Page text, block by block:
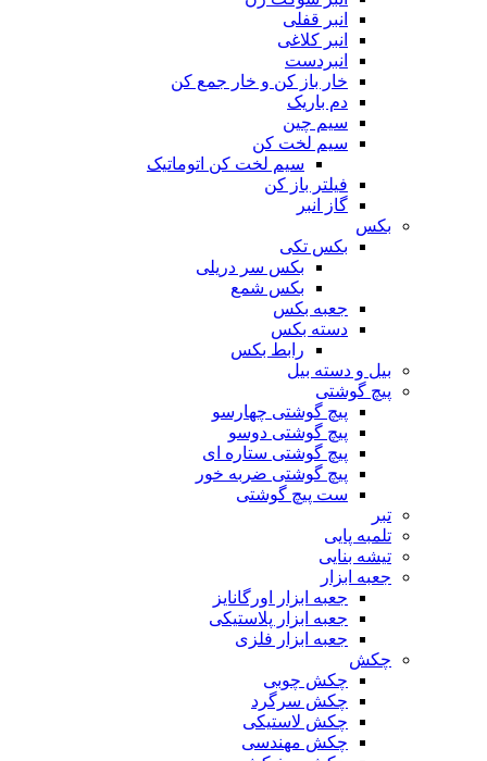
انبر قفلی
انبر کلاغی
انبردست
خار باز کن و خار جمع کن
دم باریک
سیم چین
سیم لخت کن
سیم لخت کن اتوماتیک
فیلتر باز کن
گاز انبر
بکس
بکس تکی
بکس سر دریلی
بکس شمع
جعبه بکس
دسته بکس
رابط بکس
بیل و دسته بیل
پیچ گوشتی
پیچ گوشتی چهارسو
پیچ گوشتی دوسو
پیچ گوشتی ستاره‌ ای
پیچ گوشتی ضربه خور
ست پیچ گوشتی
تبر
تلمبه پایی
تیشه بنایی
جعبه ابزار
جعبه ابزار اورگانایز
جعبه ابزار پلاستیکی
جعبه ابزار فلزی
چکش
چکش چوبی
چکش سرگرد
چکش لاستیکی
چکش مهندسی